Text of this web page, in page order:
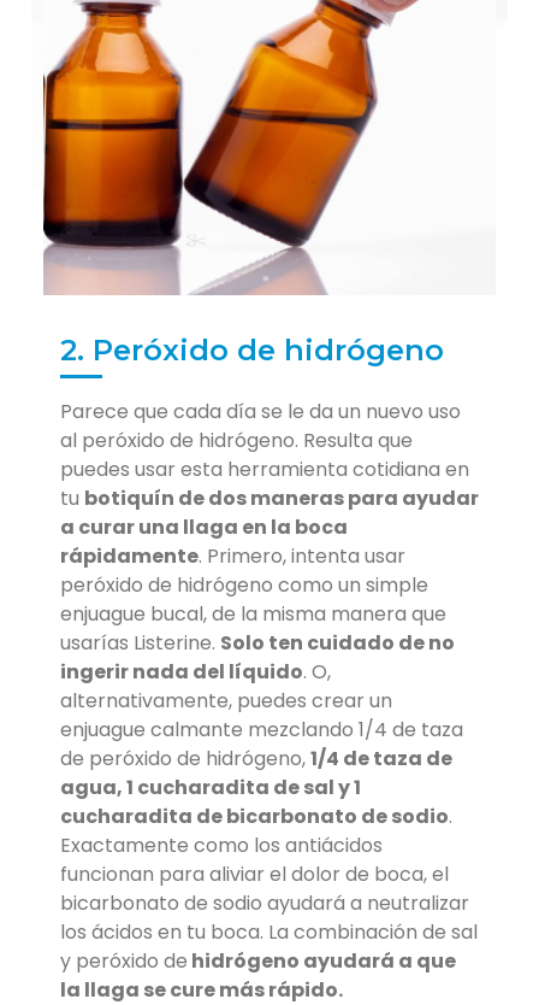
2. Peróxido de hidrógeno
Parece que cada día se le da un nuevo uso
al peróxido de hidrógeno. Resulta que
puedes usar esta herramienta cotidiana en
tu botiquín de dos maneras para ayudar
a curar una llaga en la boca
rápidamente. Primero, intenta usar
peróxido de hidrógeno como un simple
enjuague bucal, de la misma manera que
usarías Listerine. Solo ten cuidado de no
ingerir nada del líquido. O,
alternativamente, puedes crear un
enjuague calmante mezclando 1/4 de taza
de peróxido de hidrógeno,1/4 de taza de
agua, 1 cucharadita de sal y 1
cucharadita de bicarbonato de sodio.
Exactamente como los antiácidos
funcionan para aliviar el dolor de boca, el
bicarbonato de sodio ayudará a neutralizar
los ácidos en tu boca. La combinación de sal
y peróxido de hidrógeno ayudará a que
la llaga se cure más rápido.